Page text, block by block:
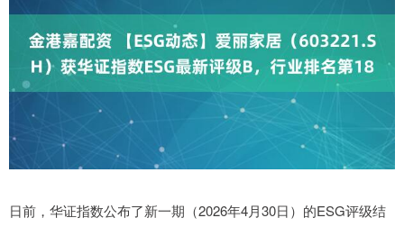
日前，华证指数公布了新一期（2026年4月30日）的ESG评级结